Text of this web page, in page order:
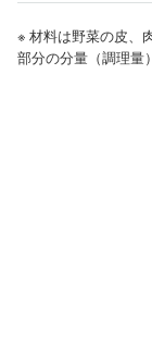
※ 材料は野菜の皮、
部分の分量（調理量